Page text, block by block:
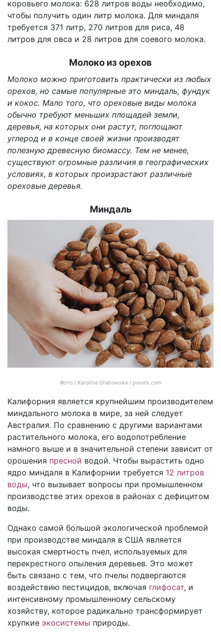
коровьего молока: 628 литров воды необходимо,
чтобы получить один литр молока. Для миндаля
требуется 371 литр, 270 литров для риса, 48
литров для овса и 28 литров для соевого молока.
Молоко из орехов
Молоко можно приготовить практически из любых
орехов, но самые популярные это миндаль, фундук
и кокос. Мало того, что ореховые виды молока
обычно требуют меньших площадей земли,
деревья, на которых они растут, поглощают
углерод и в конце своей жизни производят
полезную древесную биомассу. Тем не менее,
существуют огромные различия в географических
условиях, в которых произрастают различные
ореховые деревья.
Миндаль
Фото / Karolina Grabowska / pexels.com
Калифорния является крупнейшим производителем
миндального молока в мире, за ней следует
Австралия. По сравнению с другими вариантами
растительного молока, его водопотребление
намного выше и в значительной степени зависит от
орошения пресной водой. Чтобы вырастить одно
ядро миндаля в Калифорнии требуется 12 литров
воды, что вызывает вопросы при промышленном
производстве этих орехов в районах с дефицитом
воды.
Однако самой большой экологической проблемой
при производстве миндаля в США является
высокая смертность пчел, используемых для
перекрестного опыления деревьев. Это может
быть связано с тем, что пчелы подвергаются
воздействию пестицидов, включая глифосат, и
интенсивному промышленному сельскому
хозяйству, которое радикально трансформирует
хрупкие экосистемы природы.